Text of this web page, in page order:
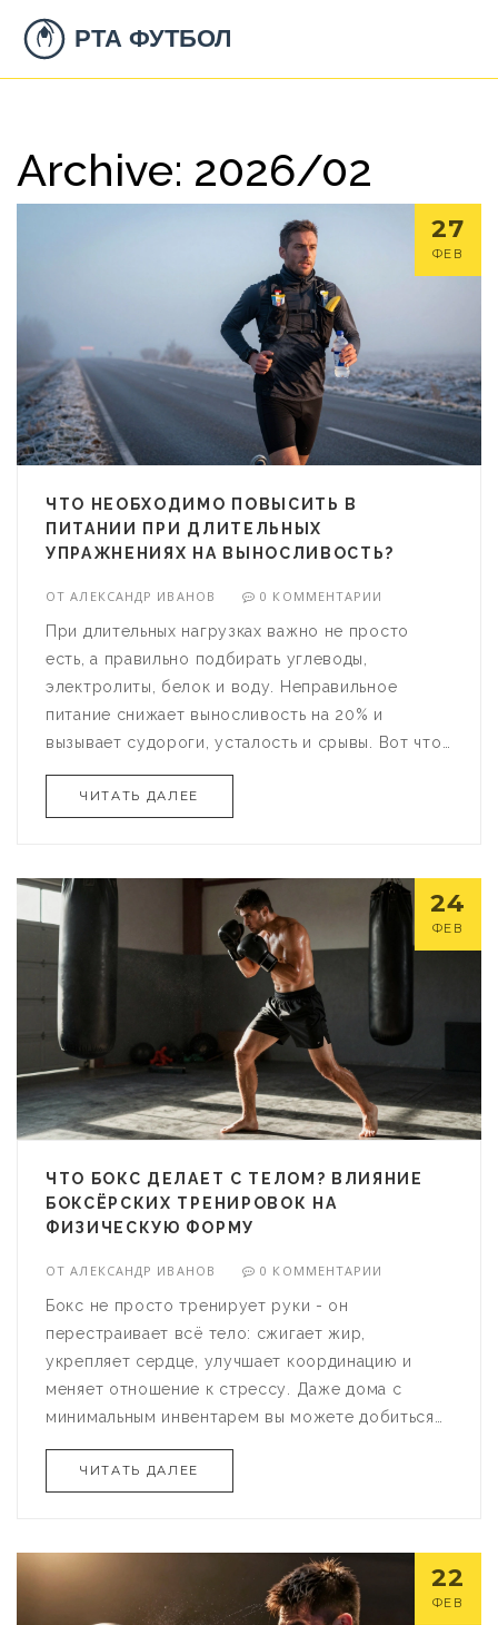
Archive: 2026/02
27
ФЕВ
ЧТО НЕОБХОДИМО ПОВЫСИТЬ В
ПИТАНИИ ПРИ ДЛИТЕЛЬНЫХ
УПРАЖНЕНИЯХ НА ВЫНОСЛИВОСТЬ?
ОТАЛЕКСАНДР ИВАНОВ 0 КОММЕНТАРИИ
При длительных нагрузках важно не просто
есть, а правильно подбирать углеводы,
электролиты, белок и воду. Неправильное
питание снижает выносливость на 20% и
вызывает судороги, усталость и срывы. Вот что
ЧИТАТЬ ДАЛЕЕ
24
ФЕВ
ЧТО БОКС ДЕЛАЕТ С ТЕЛОМ? ВЛИЯНИЕ
БОКСЁРСКИХ ТРЕНИРОВОК НА
ФИЗИЧЕСКУЮ ФОРМУ
ОТАЛЕКСАНДР ИВАНОВ 0 КОММЕНТАРИИ
Бокс не просто тренирует руки - он
перестраивает всё тело: сжигает жир,
укрепляет сердце, улучшает координацию и
меняет отношение к стрессу. Даже дома с
минимальным инвентарем вы можете добиться
впечатляющих результатов.
ЧИТАТЬ ДАЛЕЕ
22
ФЕВ